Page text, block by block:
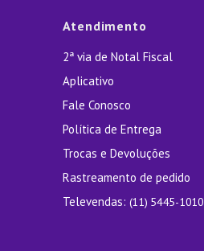
Atendimento
2ª via de Notal Fiscal
Aplicativo
Fale Conosco
Política de Entrega
Trocas e Devoluções
Rastreamento de pedido
Televendas: (11) 5445-1010